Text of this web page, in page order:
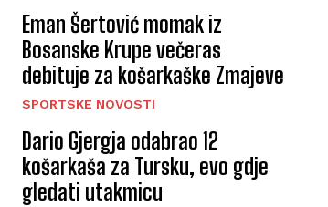
Eman Šertović momak iz
Bosanske Krupe večeras
debituje za košarkaške Zmajeve
SPORTSKE NOVOSTI
Dario Gjergja odabrao 12
košarkaša za Tursku, evo gdje
gledati utakmicu